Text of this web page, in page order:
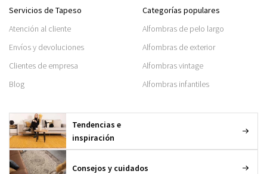
Servicios de Tapeso
Atención al cliente
Envíos y devoluciones
Clientes de empresa
Blog
Categorías populares
Alfombras de pelo largo
Alfombras de exterior
Alfombras vintage
Alfombras infantiles
Tendencias e
inspiración
Consejos y cuidados